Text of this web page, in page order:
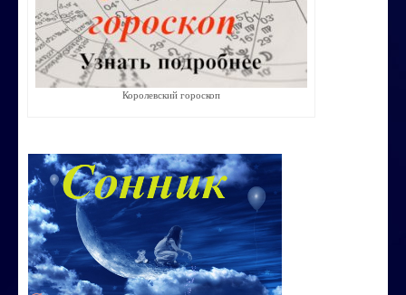
Королевский гороскоп